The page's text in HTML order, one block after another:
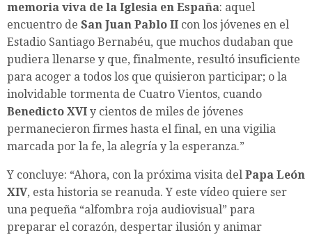
memoria viva de la Iglesia en España: aquel
encuentro de San Juan Pablo II con los jóvenes en el
Estadio Santiago Bernabéu, que muchos dudaban que
pudiera llenarse y que, finalmente, resultó insuficiente
para acoger a todos los que quisieron participar; o la
inolvidable tormenta de Cuatro Vientos, cuando
Benedicto XVI y cientos de miles de jóvenes
permanecieron firmes hasta el final, en una vigilia
marcada por la fe, la alegría y la esperanza.”
Y concluye: “Ahora, con la próxima visita del Papa León
XIV, esta historia se reanuda. Y este vídeo quiere ser
una pequeña “alfombra roja audiovisual” para
preparar el corazón, despertar ilusión y animar